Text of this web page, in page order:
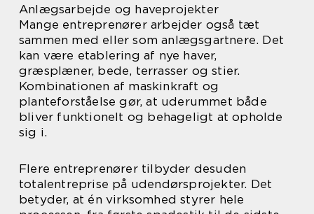
Anlægsarbejde og haveprojekter
Mange entreprenører arbejder også tæt
sammen med eller som anlægsgartnere. Det
kan være etablering af nye haver,
græsplæner, bede, terrasser og stier.
Kombinationen af maskinkraft og
planteforståelse gør, at uderummet både
bliver funktionelt og behageligt at opholde
sig i.
Flere entreprenører tilbyder desuden
totalentreprise på udendørsprojekter. Det
betyder, at én virksomhed styrer hele